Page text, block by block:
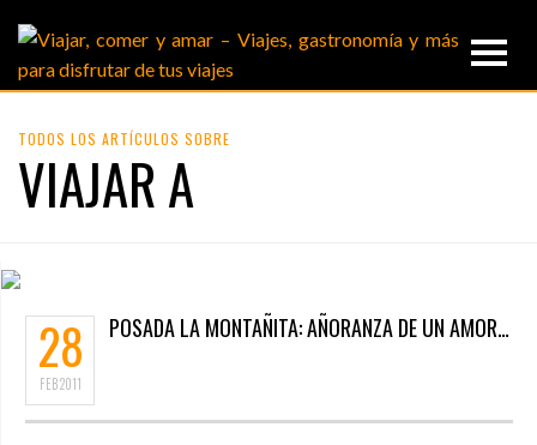
TODOS LOS ARTÍCULOS SOBRE
VIAJAR A
28
FEB2011
POSADA LA MONTAÑITA: AÑORANZA DE UN AMOR…